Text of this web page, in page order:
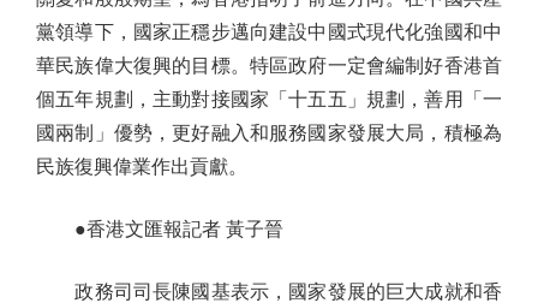
黨領導下，國家正穩步邁向建設中國式現代化強國和中
華民族偉大復興的目標。特區政府一定會編制好香港首
個五年規劃，主動對接國家「十五五」規劃，善用「一
國兩制」優勢，更好融入和服務國家發展大局，積極為
民族復興偉業作出貢獻。
●香港文匯報記者 黃子晉
政務司司長陳國基表示，國家發展的巨大成就和香